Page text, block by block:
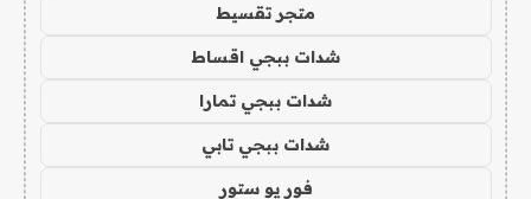
متجر تقسيط
شدات ببجي اقساط
شدات ببجي تمارا
شدات ببجي تابي
فور يو ستور